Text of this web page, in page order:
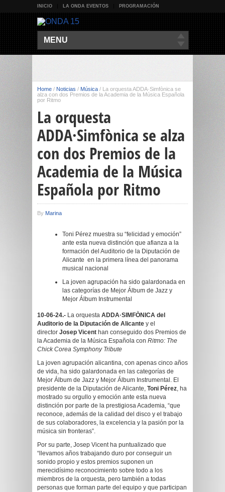
INICIO LA ONDA EVENTOS PROGRAMACIÓN
MENU
Home / Noticias / Música / La orquesta ADDA·Simfònica se
alza con dos Premios de la Academia de la Música Española
por Ritmo
La orquesta
ADDA·Simfònica se alza
con dos Premios de la
Academia de la Música
Española por Ritmo
By Marina
Toni Pérez muestra su “felicidad y emoción”
ante esta nueva distinción que afianza a la
formación del Auditorio de la Diputación de
Alicante en la primera línea del panorama
musical nacional
La joven agrupación ha sido galardonada en
las categorías de Mejor Álbum de Jazz y
Mejor Álbum Instrumental
10-06-24.- La orquesta ADDA·SIMFÒNICA del
Auditorio de la Diputación de Alicante y el
director Josep Vicent han conseguido dos Premios de
la Academia de la Música Española con Ritmo: The
Chick Corea Symphony Tribute
La joven agrupación alicantina, con apenas cinco años
de vida, ha sido galardonada en las categorías de
Mejor Álbum de Jazz y Mejor Álbum Instrumental. El
presidente de la Diputación de Alicante, Toni Pérez, ha
mostrado su orgullo y emoción ante esta nueva
distinción por parte de la prestigiosa Academia, “que
reconoce, además de la calidad del disco y el trabajo
de sus colaboradores, la excelencia y la pasión por la
música sin fronteras”.
Por su parte, Josep Vicent ha puntualizado que
“llevamos años trabajando duro por conseguir un
sonido propio y estos premios suponen un
merecidísimo reconocimiento sobre todo a los
miembros de la orquesta, pero también a todas
personas que forman parte del equipo y que participan